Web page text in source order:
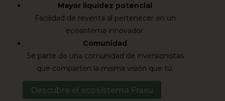
Mayor liquidez potencial
Facilidad de reventa al pertenecer en un
ecosistema innovador.
Comunidad
Se parte de una comunidad de inversionistas
que comparten la misma visión que tú.
Descubre el ecosistema Fraxu